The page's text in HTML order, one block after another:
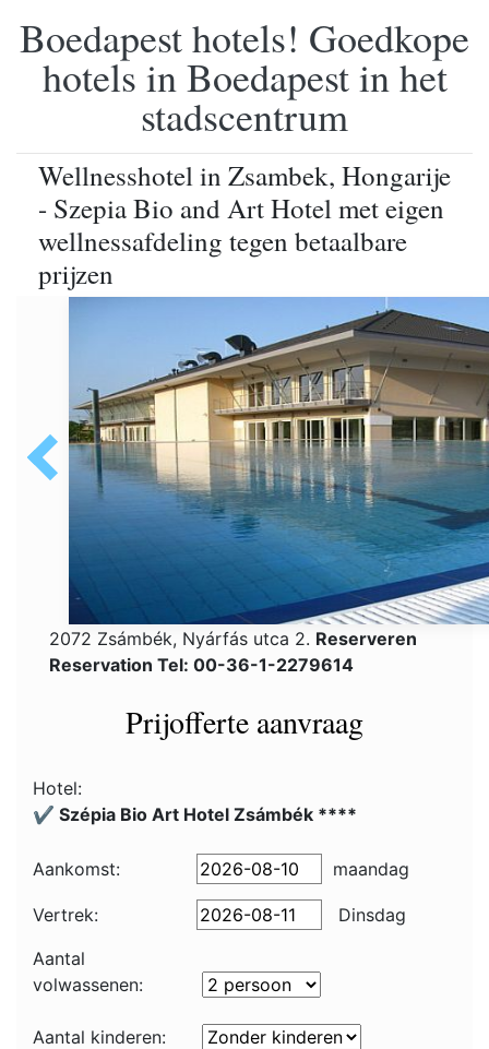
Boedapest hotels! Goedkope
hotels in Boedapest in het
stadscentrum
Wellnesshotel in Zsambek, Hongarije
- Szepia Bio and Art Hotel met eigen
wellnessafdeling tegen betaalbare
prijzen
2072 Zsámbék, Nyárfás utca 2. Reserveren
Reservation Tel: 00-36-1-2279614
Prijofferte aanvraag
Hotel:
✔️ Szépia Bio Art Hotel Zsámbék ****
Aankomst: maandag
Vertrek:
Dinsdag
Aantal
volwassenen:
Aantal kinderen: